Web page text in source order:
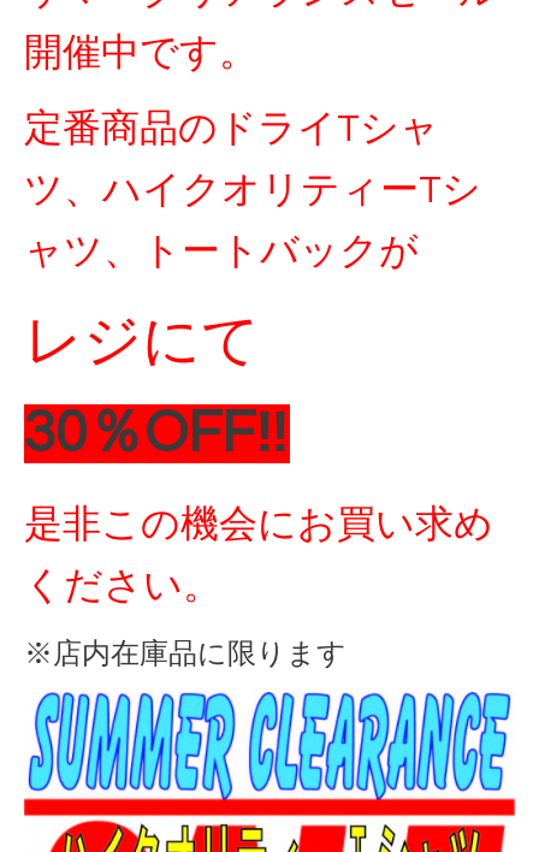
開催中です。
定番商品のドライTシャ
ツ、ハイクオリティーTシ
ャツ、トートバックが
レジにて
30％OFF‼
是非この機会にお買い求め
ください。
※店内在庫品に限ります